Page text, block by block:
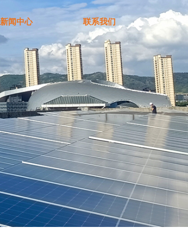
新闻中心 联系我们